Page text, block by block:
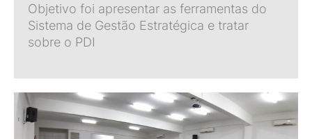
Objetivo foi apresentar as ferramentas do
Sistema de Gestão Estratégica e tratar
sobre o PDI